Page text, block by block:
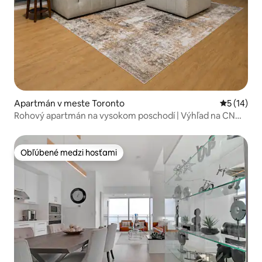
Apartmán v meste Toronto
5 (14)
Rohový apartmán na vysokom poschodí | Výhľad na CN
Obľúbené medzi hosťami
Obľúbené medzi hosťami